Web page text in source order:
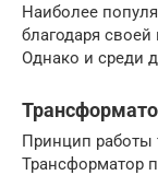
Наиболее
благодаря
Однако и среди
Принцип работы
Трансформатор